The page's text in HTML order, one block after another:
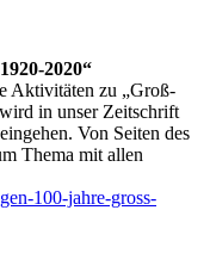
2020“
Aktivitäten zu „Groß-
in unser Zeitschrift
Von Seiten des
Thema mit allen
100-jahre-gross-